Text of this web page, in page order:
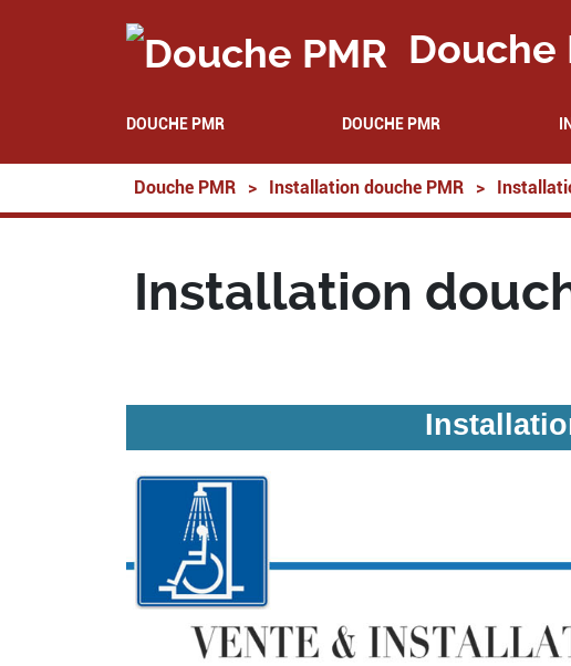
Douche
DOUCHE PMR DOUCHE PMR
Douche PMR > Installation douche PMR >
Installation